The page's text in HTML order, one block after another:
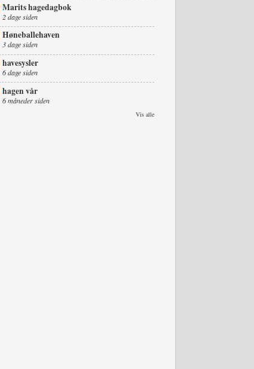
Marits hagedagbok
2 dage siden
Høneballehaven
3 dage siden
havesysler
6 dage siden
hagen vår
6 måneder siden
Vis alle